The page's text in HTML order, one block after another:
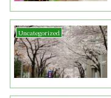
Uncategorized